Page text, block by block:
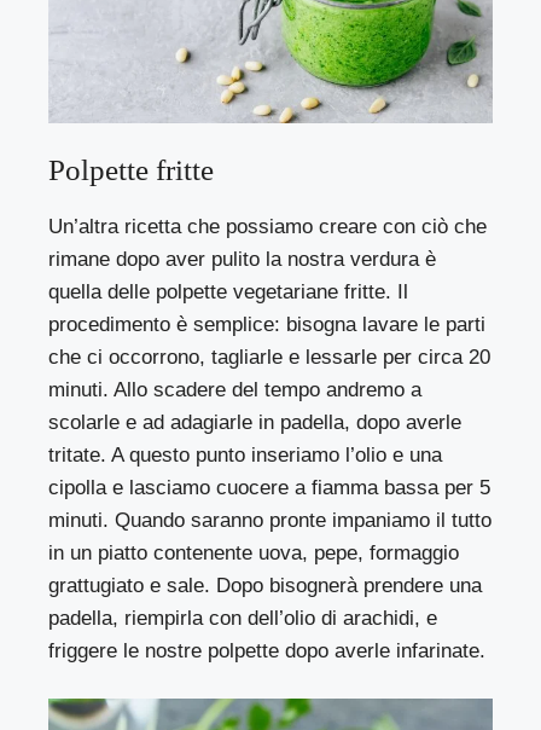
Polpette fritte
Un’altra ricetta che possiamo creare con ciò che
rimane dopo aver pulito la nostra verdura è
quella delle polpette vegetariane fritte. Il
procedimento è semplice: bisogna lavare le parti
che ci occorrono, tagliarle e lessarle per circa 20
minuti. Allo scadere del tempo andremo a
scolarle e ad adagiarle in padella, dopo averle
tritate. A questo punto inseriamo l’olio e una
cipolla e lasciamo cuocere a fiamma bassa per 5
minuti. Quando saranno pronte impaniamo il tutto
in un piatto contenente uova, pepe, formaggio
grattugiato e sale. Dopo bisognerà prendere una
padella, riempirla con dell’olio di arachidi, e
friggere le nostre polpette dopo averle infarinate.